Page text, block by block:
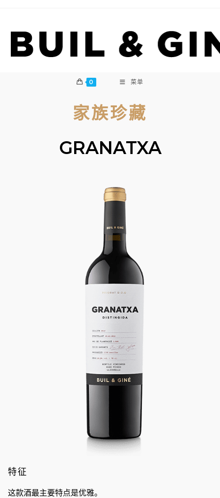
0 菜单
家族珍藏
GRANATXA
特征
这款酒最主要特点是优雅。